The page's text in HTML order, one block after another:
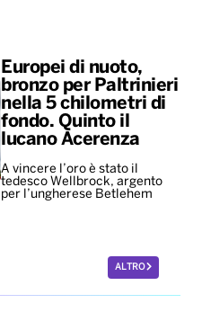
Europei di nuoto,
bronzo per Paltrinieri
nella 5 chilometri di
fondo. Quinto il
lucano Acerenza
A vincere l’oro è stato il
tedesco Wellbrock, argento
per l’ungherese Betlehem
ALTRO